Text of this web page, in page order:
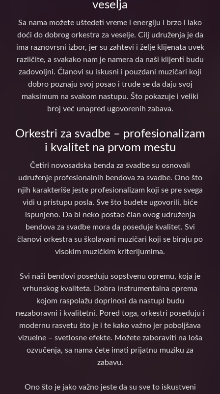
veselja
Sa nama možete uštedeti vreme i energiju i brzo i lako
doći do dobrog orkestra za veselje. Cilj udruženja je da
ima raznovrsni izbor, jer su zahtevi i želje klijenata uvek
različite, a svakako nam je namera da naši klijenti budu
zadovoljni. Članovi su iskusni i pouzdani muzičari koji
dobro poznaju svoj posao i trude se da daju svoj
maksimum na svakom nastupu. Što pokazuje i veliki
broj već unapred ugovorenih zabava.
Orkestri za svadbe – profesionalizam
i kvalitet na prvom mestu
Četiri novosadska benda za svadbe su osnovali
udruženje profesionalnih bendova za svadbe. Ono što
njih karakteriše jeste profesionalizam koji se pre svega
vidi u pristupu posla. Sve što budete ugovorili, biće
ispunjeno. Da bi neko postao član ovog udruženja
bendova za svadbe mora da poseduje kvalitet. Svi
članovi orkestra su školavani muzičari koji se biraju po
visokim muzičkim kriterijumima.
Svi naši bendovi poseduju sopstvenu opremu, koja je
vrhunskog kvaliteta. Dobra instrumentalna oprema
kojom raspolažu doprinosi da nastupi budu
nezaboravni i kvalitetni. Pored toga, orkestri poseduju i
modernu rasvetu što je i te kako važno jer poboljšava
vizuelne – svetlosne efekte. Možete zaboraviti na loša
ozvučenja, sa nama ćete imati prijatnu muziku za
zabavu.
Ono što je jako važno jeste da su sve to iskustveni